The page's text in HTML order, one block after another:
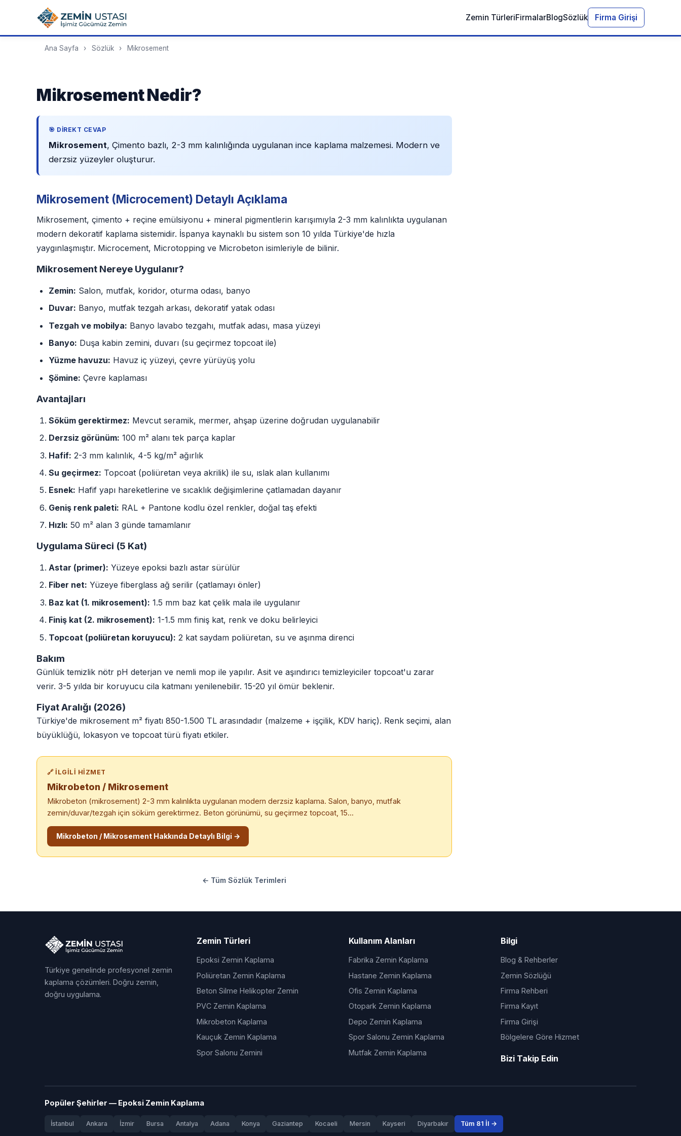
Zemin TürleriFirmalarBlogSözlük Firma Girişi
Ana Sayfa › Sözlük › Mikrosement
Mikrosement Nedir?
🎯 DIREKT CEVAP
Mikrosement, Çimento bazlı, 2-3 mm kalınlığında uygulanan ince kaplama malzemesi. Modern ve
derzsiz yüzeyler oluşturur.
Mikrosement (Microcement) Detaylı Açıklama
Mikrosement, çimento + reçine emülsiyonu + mineral pigmentlerin karışımıyla 2-3 mm kalınlıkta uygulanan
modern dekoratif kaplama sistemidir. İspanya kaynaklı bu sistem son 10 yılda Türkiye'de hızla
yaygınlaşmıştır. Microcement, Microtopping ve Microbeton isimleriyle de bilinir.
Mikrosement Nereye Uygulanır?
Zemin: Salon, mutfak, koridor, oturma odası, banyo
Duvar: Banyo, mutfak tezgah arkası, dekoratif yatak odası
Tezgah ve mobilya: Banyo lavabo tezgahı, mutfak adası, masa yüzeyi
Banyo: Duşa kabin zemini, duvarı (su geçirmez topcoat ile)
Yüzme havuzu: Havuz iç yüzeyi, çevre yürüyüş yolu
Şömine: Çevre kaplaması
Avantajları
Söküm gerektirmez: Mevcut seramik, mermer, ahşap üzerine doğrudan uygulanabilir
Derzsiz görünüm: 100 m² alanı tek parça kaplar
Hafif: 2-3 mm kalınlık, 4-5 kg/m² ağırlık
Su geçirmez: Topcoat (poliüretan veya akrilik) ile su, ıslak alan kullanımı
Esnek: Hafif yapı hareketlerine ve sıcaklık değişimlerine çatlamadan dayanır
Geniş renk paleti: RAL + Pantone kodlu özel renkler, doğal taş efekti
Hızlı: 50 m² alan 3 günde tamamlanır
Uygulama Süreci (5 Kat)
Astar (primer): Yüzeye epoksi bazlı astar sürülür
Fiber net: Yüzeye fiberglass ağ serilir (çatlamayı önler)
Baz kat (1. mikrosement): 1.5 mm baz kat çelik mala ile uygulanır
Finiş kat (2. mikrosement): 1-1.5 mm finiş kat, renk ve doku belirleyici
Topcoat (poliüretan koruyucu): 2 kat saydam poliüretan, su ve aşınma direnci
Bakım
Günlük temizlik nötr pH deterjan ve nemli mop ile yapılır. Asit ve aşındırıcı temizleyiciler topcoat'u zarar
verir. 3-5 yılda bir koruyucu cila katmanı yenilenebilir. 15-20 yıl ömür beklenir.
Fiyat Aralığı (2026)
Türkiye'de mikrosement m² fiyatı 850-1.500 TL arasındadır (malzeme + işçilik, KDV hariç). Renk seçimi, alan
büyüklüğü, lokasyon ve topcoat türü fiyatı etkiler.
🔗 İLGILI HIZMET
Mikrobeton / Mikrosement
Mikrobeton (mikrosement) 2-3 mm kalınlıkta uygulanan modern derzsiz kaplama. Salon, banyo, mutfak
zemin/duvar/tezgah için söküm gerektirmez. Beton görünümü, su geçirmez topcoat, 15...
Mikrobeton / Mikrosement Hakkında Detaylı Bilgi →
← Tüm Sözlük Terimleri
Türkiye genelinde profesyonel zemin
kaplama çözümleri. Doğru zemin,
doğru uygulama.
Zemin Türleri
Epoksi Zemin Kaplama
Poliüretan Zemin Kaplama
Beton Silme Helikopter Zemin
PVC Zemin Kaplama
Mikrobeton Kaplama
Kauçuk Zemin Kaplama
Spor Salonu Zemini
Kullanım Alanları
Fabrika Zemin Kaplama
Hastane Zemin Kaplama
Ofis Zemin Kaplama
Otopark Zemin Kaplama
Depo Zemin Kaplama
Spor Salonu Zemin Kaplama
Mutfak Zemin Kaplama
Bilgi
Blog & Rehberler
Zemin Sözlüğü
Firma Rehberi
Firma Kayıt
Firma Girişi
Bölgelere Göre Hizmet
Bizi Takip Edin
Popüler Şehirler — Epoksi Zemin Kaplama
İstanbul Ankara İzmir Bursa Antalya Adana Konya Gaziantep Kocaeli Mersin Kayseri Diyarbakır Tüm 81 İl →